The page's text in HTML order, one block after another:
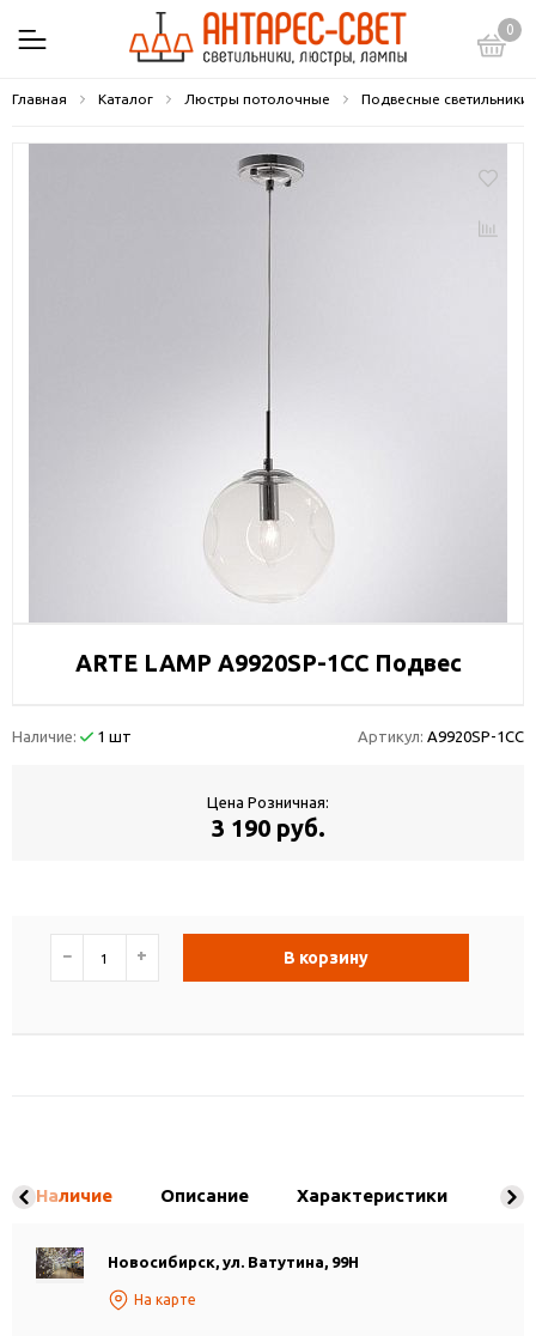
0
Главная Каталог Люстры потолочные Подвесные светильники
ARTE LAMP A9920SP-1CC Подвес
Наличие: 1 шт Артикул: A9920SP-1CC
Цена Розничная:
3 190 руб.
− + В корзину
Наличие Описание Характеристики
Новосибирск, ул. Ватутина, 99Н
На карте